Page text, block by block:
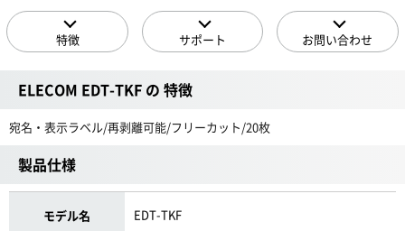
特徴 サポート お問い合わせ
ELECOM EDT-TKF の 特徴
宛名・表示ラベル/再剥離可能/フリーカット/20枚
製品仕様
モデル名 EDT-TKF